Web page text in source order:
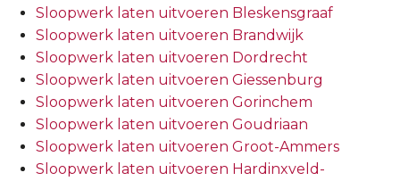
Sloopwerk laten uitvoeren Bleskensgraaf
Sloopwerk laten uitvoeren Brandwijk
Sloopwerk laten uitvoeren Dordrecht
Sloopwerk laten uitvoeren Giessenburg
Sloopwerk laten uitvoeren Gorinchem
Sloopwerk laten uitvoeren Goudriaan
Sloopwerk laten uitvoeren Groot-Ammers
Sloopwerk laten uitvoeren Hardinxveld-